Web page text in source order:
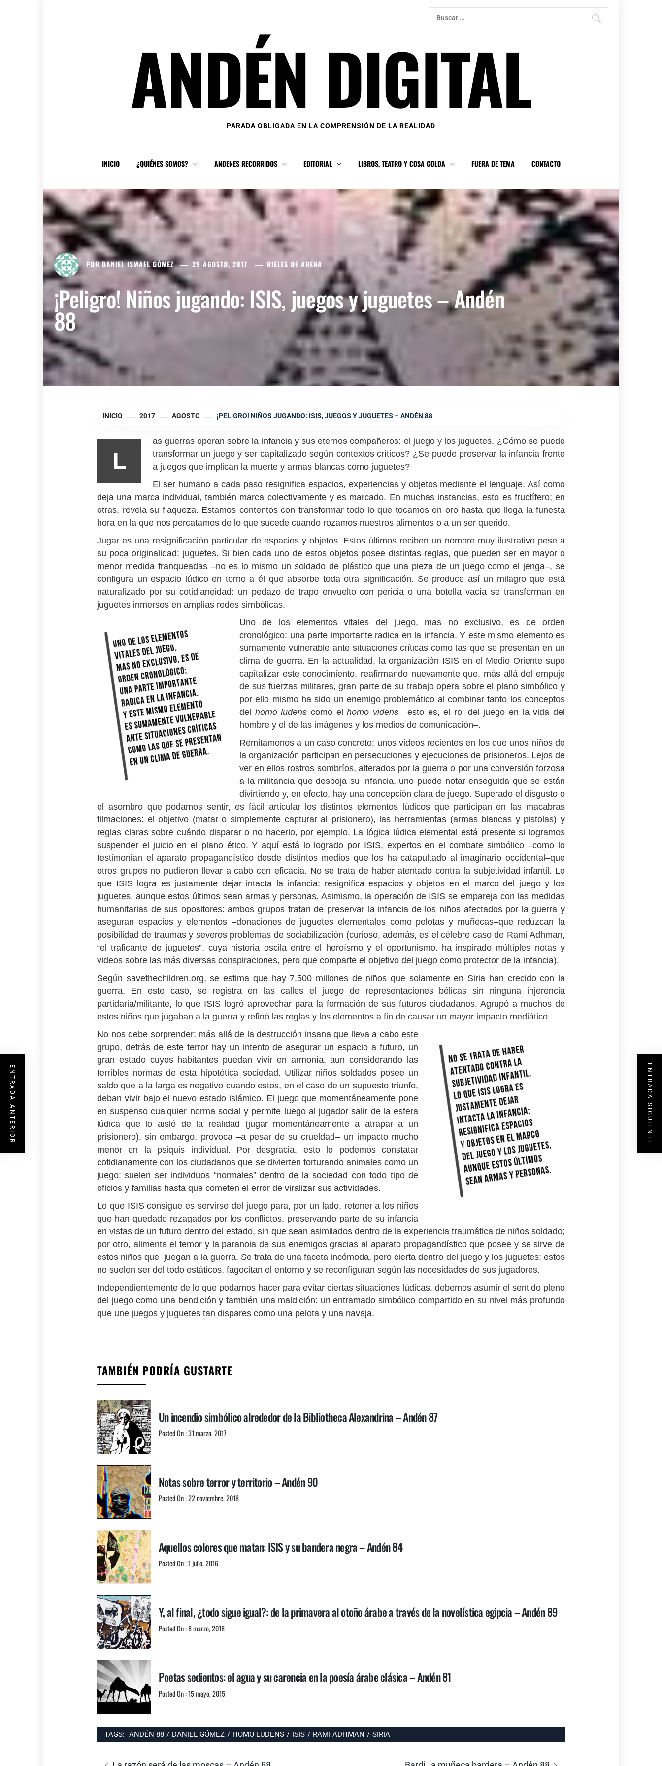
Buscar:
ANDÉN DIGITAL
PARADA OBLIGADA EN LA COMPRENSIÓN DE LA REALIDAD
INICIO ¿QUIÉNES SOMOS? ANDENES RECORRIDOS EDITORIAL LIBROS, TEATRO Y COSA GOLDA FUERA DE TEMA CONTACTO
PORDANIEL ISMAEL GÓMEZ 29 AGOSTO, 2017 RIELES DE ARENA
¡Peligro! Niños jugando: ISIS, juegos y juguetes – Andén
88
INICIO 2017 AGOSTO ¡PELIGRO! NIÑOS JUGANDO: ISIS, JUEGOS Y JUGUETES – ANDÉN 88
L
as guerras operan sobre la infancia y sus eternos compañeros: el juego y los juguetes. ¿Cómo se puede
transformar un juego y ser capitalizado según contextos críticos? ¿Se puede preservar la infancia frente
a juegos que implican la muerte y armas blancas como juguetes?
El ser humano a cada paso resignifica espacios, experiencias y objetos mediante el lenguaje. Así como
deja una marca individual, también marca colectivamente y es marcado. En muchas instancias, esto es fructífero; en
otras, revela su flaqueza. Estamos contentos con transformar todo lo que tocamos en oro hasta que llega la funesta
hora en la que nos percatamos de lo que sucede cuando rozamos nuestros alimentos o a un ser querido.
Jugar es una resignificación particular de espacios y objetos. Estos últimos reciben un nombre muy ilustrativo pese a
su poca originalidad: juguetes. Si bien cada uno de estos objetos posee distintas reglas, que pueden ser en mayor o
menor medida franqueadas –no es lo mismo un soldado de plástico que una pieza de un juego como el jenga–, se
configura un espacio lúdico en torno a él que absorbe toda otra significación. Se produce así un milagro que está
naturalizado por su cotidianeidad: un pedazo de trapo envuelto con pericia o una botella vacía se transforman en
juguetes inmersos en amplias redes simbólicas.
Uno de los elementos vitales del juego, mas no exclusivo, es de orden
cronológico: una parte importante radica en la infancia. Y este mismo elemento es
sumamente vulnerable ante situaciones críticas como las que se presentan en un
clima de guerra. En la actualidad, la organización ISIS en el Medio Oriente supo
capitalizar este conocimiento, reafirmando nuevamente que, más allá del empuje
de sus fuerzas militares, gran parte de su trabajo opera sobre el plano simbólico y
por ello mismo ha sido un enemigo problemático al combinar tanto los conceptos
del homo ludens como elhomo videns –esto es, el rol del juego en la vida del
hombre y el de las imágenes y los medios de comunicación–.
Remitámonos a un caso concreto: unos videos recientes en los que unos niños de
la organización participan en persecuciones y ejecuciones de prisioneros. Lejos de
ver en ellos rostros sombríos, alterados por la guerra o por una conversión forzosa
a la militancia que despoja su infancia, uno puede notar enseguida que se están
divirtiendo y, en efecto, hay una concepción clara de juego. Superado el disgusto o
el asombro que podamos sentir, es fácil articular los distintos elementos lúdicos que participan en las macabras
filmaciones: el objetivo (matar o simplemente capturar al prisionero), las herramientas (armas blancas y pistolas) y
reglas claras sobre cuándo disparar o no hacerlo, por ejemplo. La lógica lúdica elemental está presente si logramos
suspender el juicio en el plano ético. Y aquí está lo logrado por ISIS, expertos en el combate simbólico –como lo
testimonian el aparato propagandístico desde distintos medios que los ha catapultado al imaginario occidental–que
otros grupos no pudieron llevar a cabo con eficacia. No se trata de haber atentado contra la subjetividad infantil. Lo
que ISIS logra es justamente dejar intacta la infancia: resignifica espacios y objetos en el marco del juego y los
juguetes, aunque estos últimos sean armas y personas. Asimismo, la operación de ISIS se empareja con las medidas
humanitarias de sus opositores: ambos grupos tratan de preservar la infancia de los niños afectados por la guerra y
aseguran espacios y elementos –donaciones de juguetes elementales como pelotas y muñecas–que reduzcan la
posibilidad de traumas y severos problemas de sociabilización (curioso, además, es el célebre caso de Rami Adhman,
“el traficante de juguetes”, cuya historia oscila entre el heroísmo y el oportunismo, ha inspirado múltiples notas y
videos sobre las más diversas conspiraciones, pero que comparte el objetivo del juego como protector de la infancia).
Según savethechildren.org, se estima que hay 7.500 millones de niños que solamente en Siria han crecido con la
guerra. En este caso, se registra en las calles el juego de representaciones bélicas sin ninguna injerencia
partidaria/militante, lo que ISIS logró aprovechar para la formación de sus futuros ciudadanos. Agrupó a muchos de
estos niños que jugaban a la guerra y refinó las reglas y los elementos a fin de causar un mayor impacto mediático.
No nos debe sorprender: más allá de la destrucción insana que lleva a cabo este
grupo, detrás de este terror hay un intento de asegurar un espacio a futuro, un
gran estado cuyos habitantes puedan vivir en armonía, aun considerando las
terribles normas de esta hipotética sociedad. Utilizar niños soldados posee un
saldo que a la larga es negativo cuando estos, en el caso de un supuesto triunfo,
deban vivir bajo el nuevo estado islámico. El juego que momentáneamente pone
en suspenso cualquier norma social y permite luego al jugador salir de la esfera
lúdica que lo aisló de la realidad (jugar momentáneamente a atrapar a un
prisionero), sin embargo, provoca –a pesar de su crueldad– un impacto mucho
menor en la psiquis individual. Por desgracia, esto lo podemos constatar
cotidianamente con los ciudadanos que se divierten torturando animales como un
juego: suelen ser individuos “normales” dentro de la sociedad con todo tipo de
oficios y familias hasta que cometen el error de viralizar sus actividades.
Lo que ISIS consigue es servirse del juego para, por un lado, retener a los niños
que han quedado rezagados por los conflictos, preservando parte de su infancia
en vistas de un futuro dentro del estado, sin que sean asimilados dentro de la experiencia traumática de niños soldado;
por otro, alimenta el temor y la paranoia de sus enemigos gracias al aparato propagandístico que posee y se sirve de
estos niños que juegan a la guerra. Se trata de una faceta incómoda, pero cierta dentro del juego y los juguetes: estos
no suelen ser del todo estáticos, fagocitan el entorno y se reconfiguran según las necesidades de sus jugadores.
Independientemente de lo que podamos hacer para evitar ciertas situaciones lúdicas, debemos asumir el sentido pleno
del juego como una bendición y también una maldición: un entramado simbólico compartido en su nivel más profundo
que une juegos y juguetes tan dispares como una pelota y una navaja.
TAMBIÉN PODRÍA GUSTARTE
Un incendio simbólico alrededor de la Bibliotheca Alexandrina – Andén 87
Posted On : 31 marzo, 2017
Notas sobre terror y territorio – Andén 90
Posted On : 22 noviembre, 2018
Aquellos colores que matan: ISIS y su bandera negra – Andén 84
Posted On : 1 julio, 2016
Y, al final, ¿todo sigue igual?: de la primavera al otoño árabe a través de la novelística egipcia – Andén 89
Posted On : 8 marzo, 2018
Poetas sedientos: el agua y su carencia en la poesía árabe clásica – Andén 81
Posted On : 15 mayo, 2015
TAGS: ANDÉN 88 / DANIEL GÓMEZ / HOMO LUDENS / ISIS / RAMI ADHMAN / SIRIA
ENTRADA ANTERIOR ENTRADA SIGUIENTE